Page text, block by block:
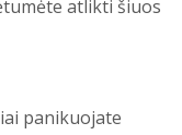
atlikti šiuos
panikuojate